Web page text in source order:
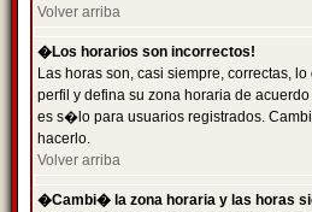
Volver arriba
�Los horarios son incorrectos!
Las horas son, casi siempre, correctas,
perfil y defina su zona horaria de
es s�lo para usuarios registrados.
hacerlo.
Volver arriba
�Cambi� la zona horaria y las horas